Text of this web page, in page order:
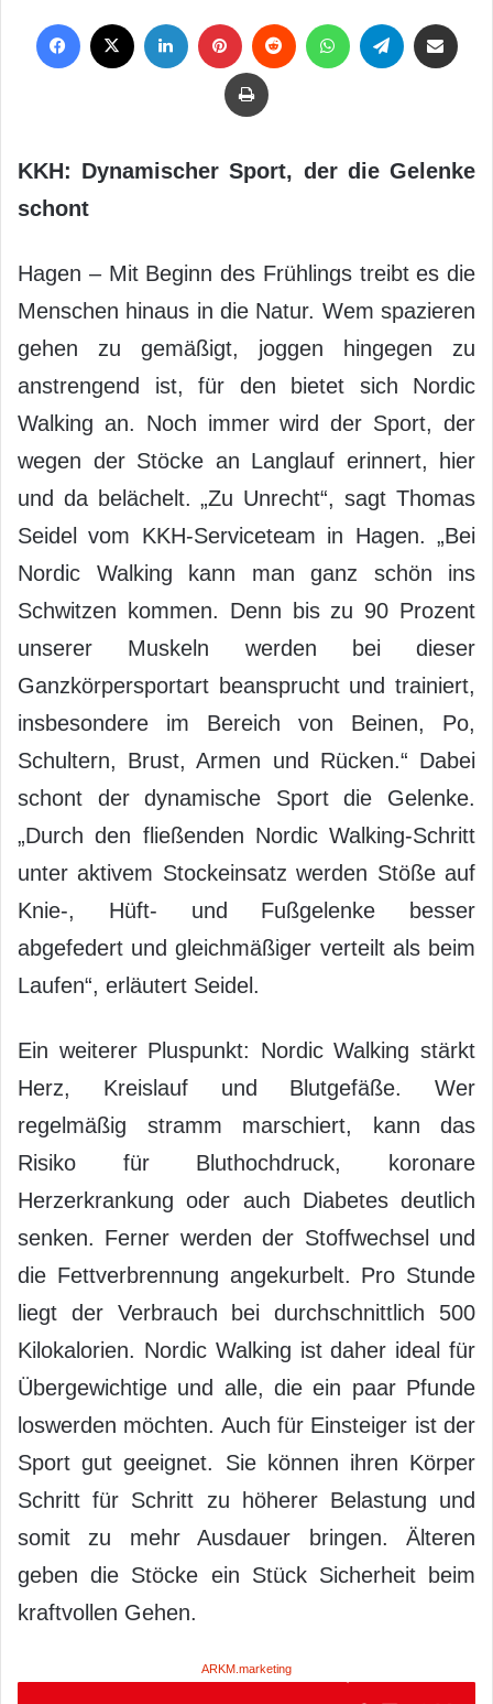
Drucken
KKH: Dynamischer Sport, der die Gelenke
schont
Hagen – Mit Beginn des Frühlings treibt es die
Menschen hinaus in die Natur. Wem spazieren
gehen zu gemäßigt, joggen hingegen zu
anstrengend ist, für den bietet sich Nordic
Walking an. Noch immer wird der Sport, der
wegen der Stöcke an Langlauf erinnert, hier
und da belächelt. „Zu Unrecht“, sagt Thomas
Seidel vom KKH-Serviceteam in Hagen. „Bei
Nordic Walking kann man ganz schön ins
Schwitzen kommen. Denn bis zu 90 Prozent
unserer Muskeln werden bei dieser
Ganzkörpersportart beansprucht und trainiert,
insbesondere im Bereich von Beinen, Po,
Schultern, Brust, Armen und Rücken.“ Dabei
schont der dynamische Sport die Gelenke.
„Durch den fließenden Nordic Walking-Schritt
unter aktivem Stockeinsatz werden Stöße auf
Knie-, Hüft- und Fußgelenke besser
abgefedert und gleichmäßiger verteilt als beim
Laufen“, erläutert Seidel.
Ein weiterer Pluspunkt: Nordic Walking stärkt
Herz, Kreislauf und Blutgefäße. Wer
regelmäßig stramm marschiert, kann das
Risiko für Bluthochdruck, koronare
Herzerkrankung oder auch Diabetes deutlich
senken. Ferner werden der Stoffwechsel und
die Fettverbrennung angekurbelt. Pro Stunde
liegt der Verbrauch bei durchschnittlich 500
Kilokalorien. Nordic Walking ist daher ideal für
Übergewichtige und alle, die ein paar Pfunde
loswerden möchten. Auch für Einsteiger ist der
Sport gut geeignet. Sie können ihren Körper
Schritt für Schritt zu höherer Belastung und
somit zu mehr Ausdauer bringen. Älteren
geben die Stöcke ein Stück Sicherheit beim
kraftvollen Gehen.
ARKM.marketing